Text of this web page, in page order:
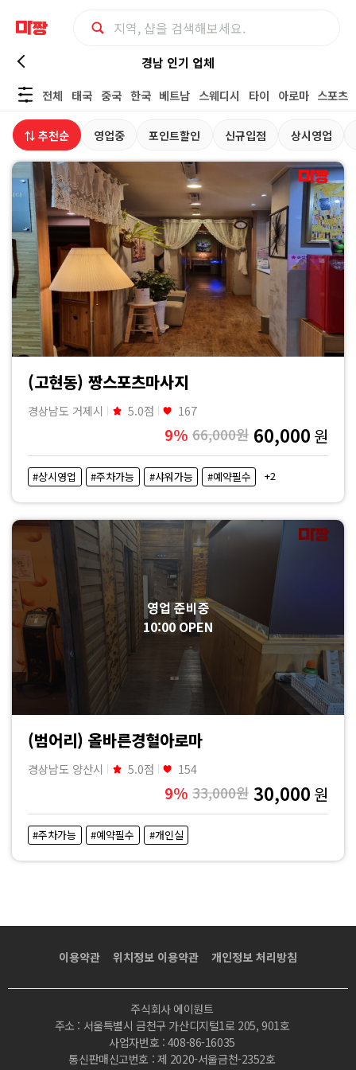
경
남
경
락
지
압
마
경남 인기 업체
전체
태국 중국 한국 베트남 스웨디시 타이 아로마 스포츠
⇅ 추천순 영업중 포인트할인 신규입점 상시영업
(고현동) 짱스포츠마사지
경상남도 거제시 5.0점 167
9% 66,000원 60,000 원
#상시영업 #주차가능 #샤워가능 #예약필수 +2
영업 준비중
10:00 OPEN
(범어리) 올바른경혈아로마
경상남도 양산시 5.0점 154
9% 33,000원 30,000 원
#주차가능 #예약필수 #개인실
이용약관 위치정보 이용약관 개인정보 처리방침
주식회사 에이원트
주소 : 서울특별시 금천구 가산디지털1로 205, 901호
사업자번호 : 408-86-16035
통신판매신고번호 : 제 2020-서울금천-2352호